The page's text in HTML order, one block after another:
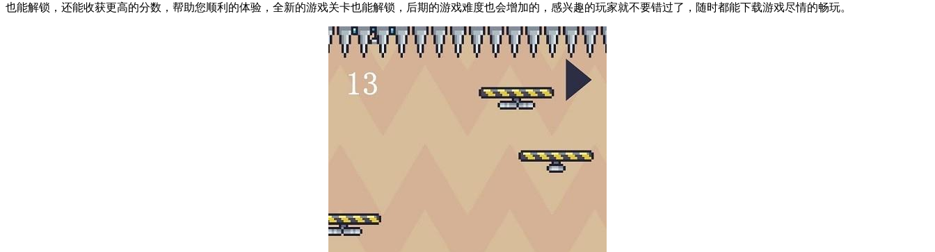
也能解锁，还能收获更高的分数，帮助您顺利的体验，全新的游戏关卡也能解锁，后期的游戏难度也会增加的，感兴趣的玩家就不要错过了，随时都能下载游戏尽情的畅玩。